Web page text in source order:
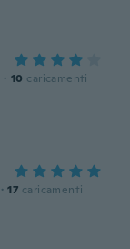
· 10 caricamenti
· 17 caricamenti